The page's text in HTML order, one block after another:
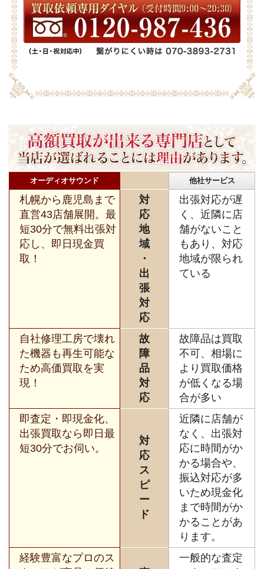
オーディオサウンド 他社サービス
札幌から鹿児島まで
直営43店舗展開。最
短30分で無料出張対
応し、即日現金買
取！
対
応
地
域
・
出
張
対
応
出張対応が遅
く、近隣に店
舗がないこと
もあり、対応
地域が限られ
ている
自社修理工房で壊れ
た機器も再生可能な
ため高価買取を実
現！
故
障
品
対
応
故障品は買取
不可、相場に
より買取価格
が低くなる場
合が多い
即査定・即現金化、
出張買取なら即日最
短30分でお伺い。
対
応
ス
ピ
ー
ド
近隣に店舗が
なく、出張対
応に時間がか
かる場合や、
振込対応が多
いため現金化
まで時間がか
かることがあ
ります。
経験豊富なプロのス
一般的な査定